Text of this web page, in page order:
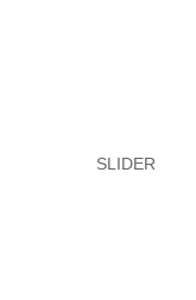
SLIDER